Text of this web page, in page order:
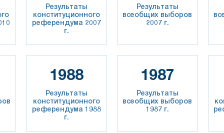
Результаты
конституционного
референдума 2007
г.
Результаты
всеобщих выборов
2007 г.
1988
Результаты
конституционного
референдума 1988
г.
1987
Результаты
всеобщих выборов
1987 г.